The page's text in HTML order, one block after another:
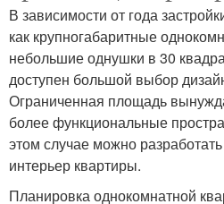
В зависимости от года
как крупногабаритные
небольшие однушки в 30
доступен большой выбор
Ограниченная площадь
более функциональные
этом случае можно
интерьер квартиры.
Планировка однокомнатной